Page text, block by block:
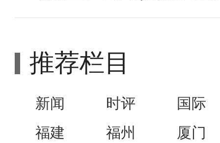
推荐栏目
新闻 时评
国际
福建
福州
厦门